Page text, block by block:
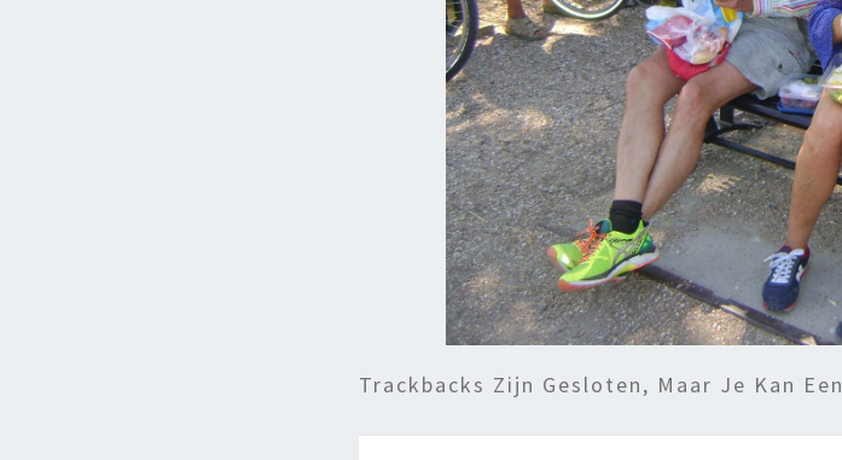
Trackbacks Zijn Gesloten, Maar Je Kan Een